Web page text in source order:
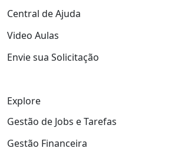
Central de Ajuda
Video Aulas
Envie sua Solicitação
Explore
Gestão de Jobs e Tarefas
Gestão Financeira